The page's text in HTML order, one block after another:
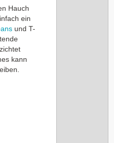
Hauch
ein
und T-
kann